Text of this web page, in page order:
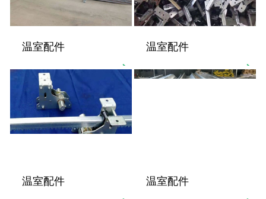
温室配件 温室配件
温室配件 温室配件